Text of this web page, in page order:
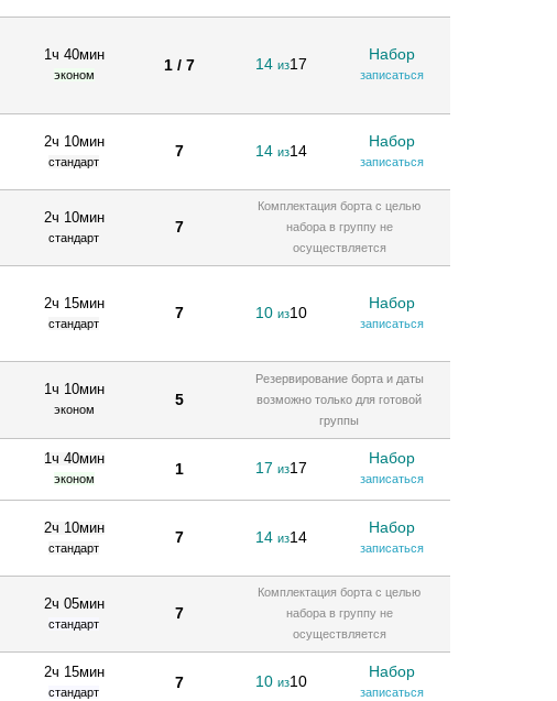
1ч 40мин
эконом
1 / 7 14 из17
Набор
записаться
2ч 10мин
стандарт
7 14 из14
Набор
записаться
2ч 10мин
стандарт
7
Комплектация борта с целью
набора в группу не
осуществляется
2ч 15мин
стандарт
7 10 из10
Набор
записаться
1ч 10мин
эконом
5
Резервирование борта и даты
возможно только для готовой
группы
1ч 40мин
эконом
1 17 из17
Набор
записаться
2ч 10мин
стандарт
7 14 из14
Набор
записаться
2ч 05мин
стандарт
7
Комплектация борта с целью
набора в группу не
осуществляется
2ч 15мин
стандарт
7 10 из10
Набор
записаться